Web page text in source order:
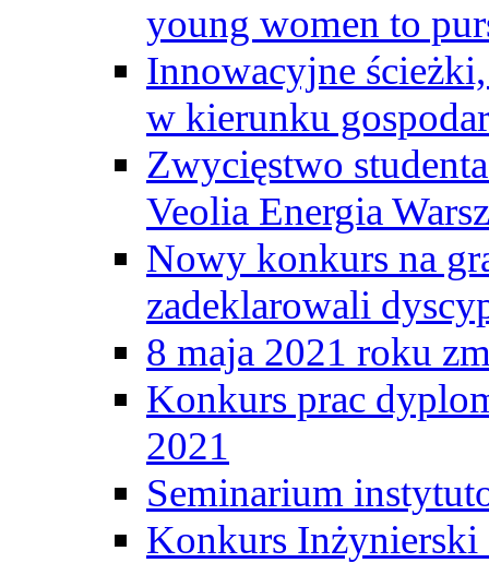
young women to
Innowacyjne
w kierunku
Zwycięstwo
Veolia Energia
Nowy konkurs na
zadeklarowali
8 maja 2021 roku
Konkurs prac
2021
Seminarium
Konkurs